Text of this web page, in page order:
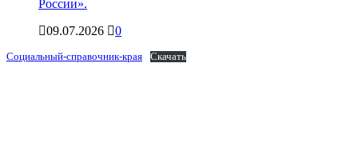
России».
09.07.2026
0
Социальный-справочник-края Скачать